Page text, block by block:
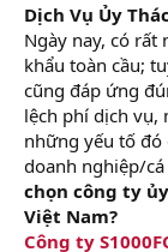
Dịch Vụ Ủy
Ngày nay, có rất
khẩu toàn cầu;
cũng đáp ứng
lệch phí dịch vụ,
những yếu tố đó
doanh nghiệp/
chọn công ty
Việt Nam?
Công ty